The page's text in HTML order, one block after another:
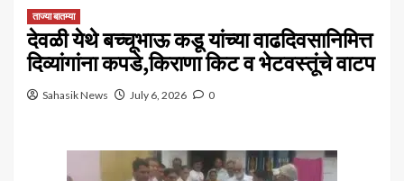
ताज्या बातम्या
देवळी येथे बच्चूभाऊ कडू यांच्या वाढदिवसानिमित्त
दिव्यांगांना कपडे,किराणा किट व भेटवस्तूंचे वाटप
Sahasik News July 6, 2026 0